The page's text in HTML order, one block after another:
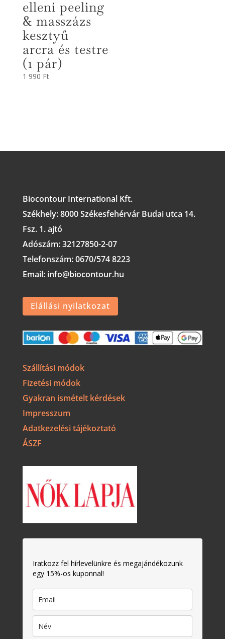
elleni peeling
& masszázs
kesztyű
arcra és testre
(1 pár)
1 990 Ft
Biocontour International Kft.
Székhely:8000 Székesfehérvár Budai utca 14.
Fsz. 1. ajtó
Adószám:32127850-2-07
Telefonszám: 0670/574 8223
Email: info@biocontour.hu
Elállási nyilatkozat
Szállítási módok
Fizetési módok
Gyakran ismételt kérdések
Impresszum
Adatkezelési tájékoztató
ÁSZF
Iratkozz fel hírlevelünkre és megajándékozunk
egy 15%-os kuponnal!